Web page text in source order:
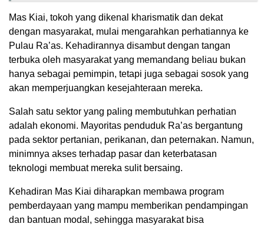
Mas Kiai, tokoh yang dikenal kharismatik dan dekat
dengan masyarakat, mulai mengarahkan perhatiannya ke
Pulau Ra’as. Kehadirannya disambut dengan tangan
terbuka oleh masyarakat yang memandang beliau bukan
hanya sebagai pemimpin, tetapi juga sebagai sosok yang
akan memperjuangkan kesejahteraan mereka.
Salah satu sektor yang paling membutuhkan perhatian
adalah ekonomi. Mayoritas penduduk Ra’as bergantung
pada sektor pertanian, perikanan, dan peternakan. Namun,
minimnya akses terhadap pasar dan keterbatasan
teknologi membuat mereka sulit bersaing.
Kehadiran Mas Kiai diharapkan membawa program
pemberdayaan yang mampu memberikan pendampingan
dan bantuan modal, sehingga masyarakat bisa